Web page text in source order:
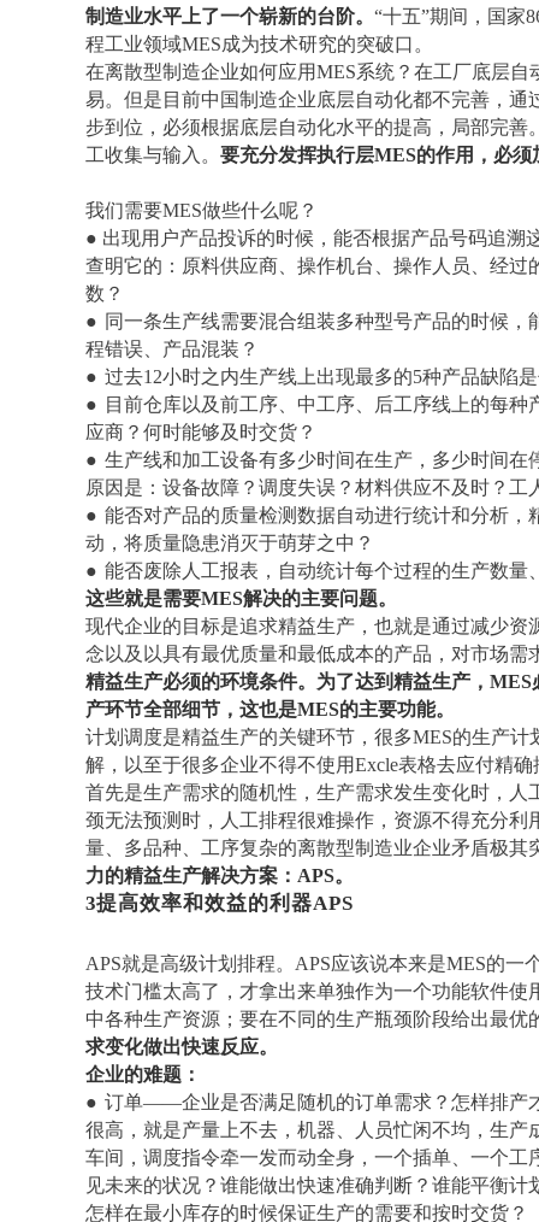
制造业水平上了一个崭新的台阶。 “十五”期间，国家
程工业领域MES成为技术研究的突破口。
在离散型制造企业如何应用MES系统？在工厂底层自
易。但是目前中国制造企业底层自动化都不完善，
步到位，必须根据底层自动化水平的提高，局部完
工收集与输入。 要充分发挥执行层MES的作用，必须
我们需要MES做些什么呢？
● 出现用户产品投诉的时候，能否根据产品号码追溯
查明它的：原料供应商、操作机台、操作人员、经
数？
● 同一条生产线需要混合组装多种型号产品的时候
程错误、产品混装？
● 过去12小时之内生产线上出现最多的5种产品缺陷
● 目前仓库以及前工序、中工序、后工序线上的每
应商？何时能够及时交货？
● 生产线和加工设备有多少时间在生产，多少时间
原因是：设备故障？调度失误？材料供应不及时？
● 能否对产品的质量检测数据自动进行统计和分析
动，将质量隐患消灭于萌芽之中？
● 能否废除人工报表，自动统计每个过程的生产数量
这些就是需要MES解决的主要问题。
现代企业的目标是追求精益生产，也就是通过减少
念以及以具有最优质量和最低成本的产品，对市场需
精益生产必须的环境条件。为了达到精益生产，
产环节全部细节，这也是MES的主要功能。
计划调度是精益生产的关键环节，很多MES的生产计
解，以至于很多企业不得不使用Excle表格去应付精
首先是生产需求的随机性，生产需求发生变化时，
颈无法预测时，人工排程很难操作，资源不得充分
量、多品种、工序复杂的离散型制造业企业矛盾极其
力的精益生产解决方案： APS。
3提高效率和效益的利器APS
APS就是高级计划排程。APS应该说本来是MES的
技术门槛太高了，才拿出来单独作为一个功能软件使
中各种生产资源；要在不同的生产瓶颈阶段给出最优
求变化做出快速反应。
企业的难题：
● 订单——企业是否满足随机的订单需求？怎样排产
很高，就是产量上不去，机器、人员忙闲不均，生产
车间，调度指令牵一发而动全身，一个插单、一个
见未来的状况？谁能做出快速准确判断？谁能平衡计
怎样在最小库存的时候保证生产的需要和按时交货？